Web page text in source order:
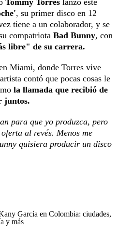
, su primer disco en 12
tiene a un colaborador, y se
compatriota Bad Bunny, con
libre" de su carrera.
Miami, donde Torres vive
contó que pocas cosas le
la llamada que recibió de
juntos.
para que yo produzca, pero
al revés. Menos me
quisiera producir un disco
García en Colombia: ciudades,
y más